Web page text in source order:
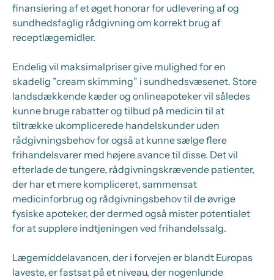
finansiering af et øget honorar for udlevering af og
sundhedsfaglig rådgivning om korrekt brug af
receptlægemidler.
Endelig vil maksimalpriser give mulighed for en
skadelig ”cream skimming” i sundhedsvæsenet. Store
landsdækkende kæder og onlineapoteker vil således
kunne bruge rabatter og tilbud på medicin til at
tiltrække ukomplicerede handelskunder uden
rådgivningsbehov for også at kunne sælge flere
frihandelsvarer med højere avance til disse. Det vil
efterlade de tungere, rådgivningskrævende patienter,
der har et mere kompliceret, sammensat
medicinforbrug og rådgivningsbehov til de øvrige
fysiske apoteker, der dermed også mister potentialet
for at supplere indtjeningen ved frihandelssalg.
Lægemiddelavancen, der i forvejen er blandt Europas
laveste, er fastsat på et niveau, der nogenlunde